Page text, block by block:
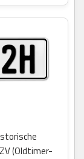
(Oldtimer-